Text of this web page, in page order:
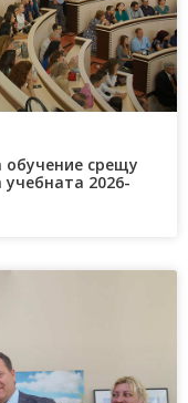
обучение срещу
2026-